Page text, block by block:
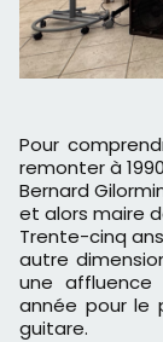
Pour comprendre le succès de cet événement il faut
remonter à
Bernard
et alors maire
Trente-cinq
autre
une
année pour le
guitare.